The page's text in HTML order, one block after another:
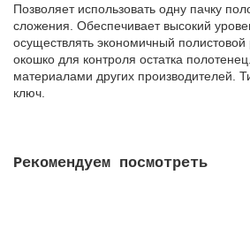
Позволяет использовать одну пачку
сложения. Обеспечивает высокий
осуществлять экономичный
окошко для контроля остатка
материалами других производителей.
ключ.
Рекомендуем посмотреть